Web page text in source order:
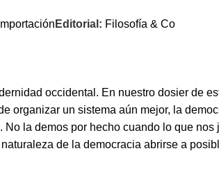
Editorial: Filosofía & Co
occidental. En nuestro dosier de
organizar un sistema aún mejor, la
la demos por hecho cuando lo que
de la democracia abrirse a